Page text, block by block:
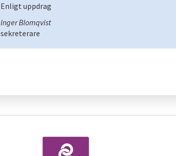
Enligt uppdrag
Inger Blomqvist
sekreterare